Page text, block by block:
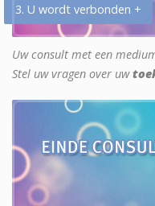
3. U wordt verbonden +
Uw consult met een
Stel uw vragen over uw